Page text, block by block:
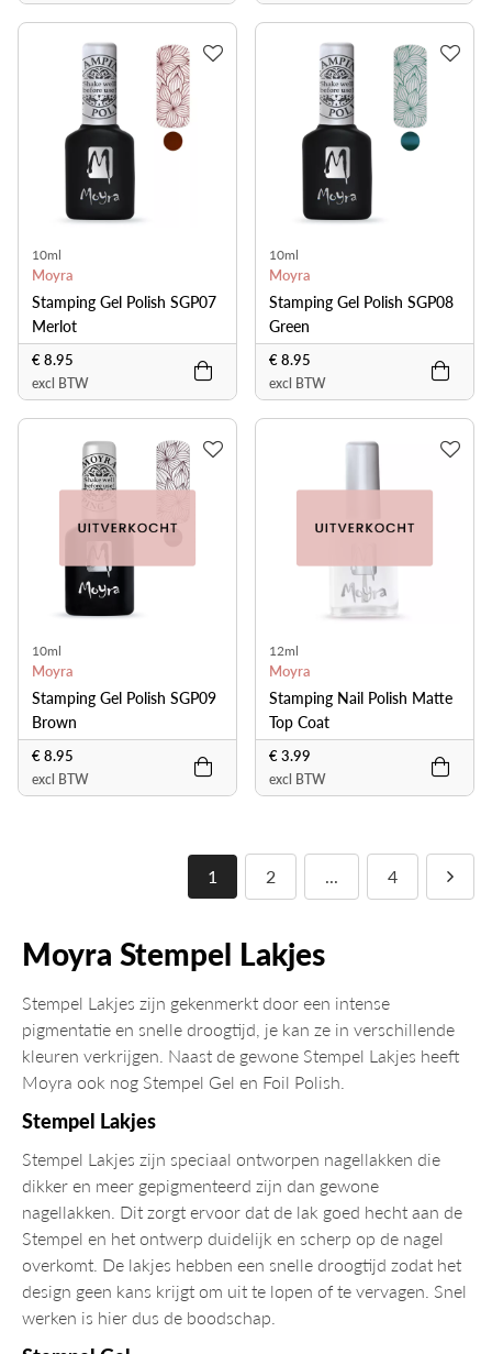
10ml
Moyra
Stamping Gel Polish SGP07
Merlot
€ 8.95
excl BTW
10ml
Moyra
Stamping Gel Polish SGP08
Green
€ 8.95
excl BTW
10ml
Moyra
Stamping Gel Polish SGP09
Brown
€ 8.95
excl BTW
12ml
Moyra
Stamping Nail Polish Matte
Top Coat
€ 3.99
excl BTW
1 2 ... 4
Moyra Stempel Lakjes
Stempel Lakjes zijn gekenmerkt door een intense
pigmentatie en snelle droogtijd, je kan ze in verschillende
kleuren verkrijgen. Naast de gewone Stempel Lakjes heeft
Moyra ook nog Stempel Gel en Foil Polish.
Stempel Lakjes
Stempel Lakjes zijn speciaal ontworpen nagellakken die
dikker en meer gepigmenteerd zijn dan gewone
nagellakken. Dit zorgt ervoor dat de lak goed hecht aan de
Stempel en het ontwerp duidelijk en scherp op de nagel
overkomt. De lakjes hebben een snelle droogtijd zodat het
design geen kans krijgt om uit te lopen of te vervagen. Snel
werken is hier dus de boodschap.